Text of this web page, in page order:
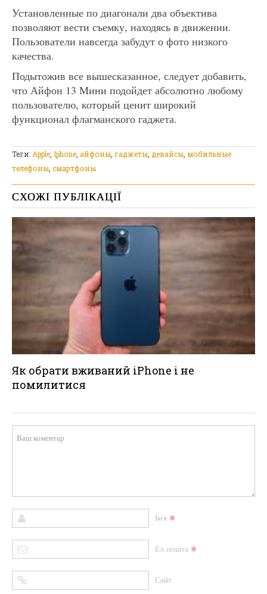
Установленные по диагонали два объектива
позволяют вести съемку, находясь в движении.
Пользователи навсегда забудут о фото низкого
качества.
Подытожив все вышесказанное, следует добавить,
что Айфон 13 Мини подойдет абсолютно любому
пользователю, который ценит широкий
функционал флагманского гаджета.
Теги: Apple Iphone айфоны гаджеты девайсы мобильные
телефоны смартфоны
СХОЖІ ПУБЛІКАЦІЇ
Як обрати вживаний iPhone і не
помилитися
Ім'я *
Ел. пошта *
Сайт